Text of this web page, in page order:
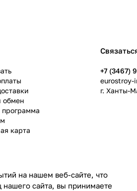
обмен
программа
карта
+7 (3467)
eurostroy-
г. Ханты-
на нашем веб-сайте, что
сайта, вы принимаете